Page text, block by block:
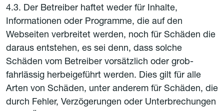
4.3. Der Betreiber haftet weder für Inhalte,
Informationen oder Programme, die auf den
Webseiten verbreitet werden, noch für Schäden die
daraus entstehen, es sei denn, dass solche
Schäden vom Betreiber vorsätzlich oder grob-
fahrlässig herbeigeführt werden. Dies gilt für alle
Arten von Schäden, unter anderem für Schäden, die
durch Fehler, Verzögerungen oder Unterbrechungen